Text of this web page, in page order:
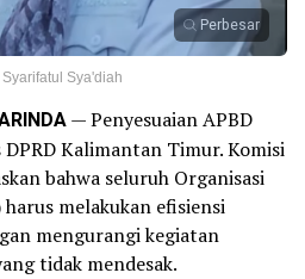
Perbesar
Sya'diah
— Penyesuaian APBD
Kalimantan Timur. Komisi
bahwa seluruh Organisasi
melakukan efisiensi
mengurangi kegiatan
tidak mendesak.